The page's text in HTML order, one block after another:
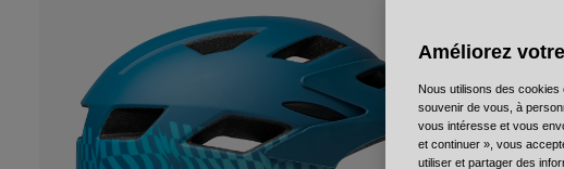
Améliorez
Nous utilisons des cookies
souvenir de vous, à
vous intéresse et vous
et continuer », vous
utiliser et partager des